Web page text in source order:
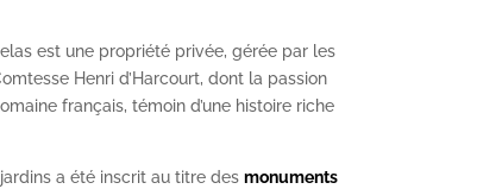
est une propriété privée, gérée par les
Henri d’Harcourt, dont la passion
français, témoin d’une histoire riche
a été inscrit au titre des monuments